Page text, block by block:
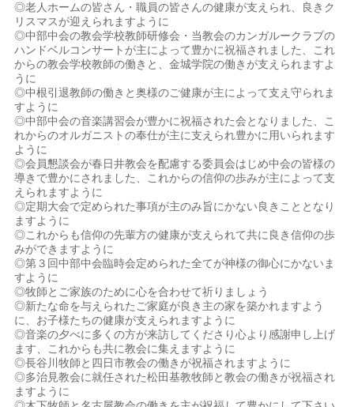
◎老人ホームの皆さん・職員の皆さんの健康が支えられ、良きク
リスマスが迎えられますように
◎中部中会の教会学校教師研修会・当教会のカンガルークラブの
ハンドベルコンサートが主によって豊かに祝福されました、これ
からの教会学校教師の働きと、金城学院の働きが支えられますよ
うに
◎中根引退教師の働きと奥様のご健康が主によって支え守られま
すように
◎中部中会の音楽講習会が豊かに祝福された会となりました、こ
れからのオルガニストの奉仕が主に支えられ豊かに用いられます
ように
◎会員懇談会が春日井教会を配慮する委員会はじめ中会の皆様の
導きで豊かにされました、これからの信仰の歩みが主によって支
えられますように
◎定期大会で定められた事項が主のみ旨にかない良きこととなり
ますように
◎これからも信仰の先輩方の健康が支えられて共に良き信仰の歩
みができますように
◎第３回中部中会臨時会定められた全てが神様の御心にかないま
すように
◎牧師とご家族のために心を合わせて祈りましょう
◎新たな命を与えられたご家庭が良き主の家を築かれますよう
に、お子様たちの健康が支えられますように
◎音楽の夕べに多くの方が来訪してくださり心より感謝申し上げ
ます、これからも共に教会に集えますように
◎長谷川牧師と四日市教会の働きが祝福されますように
◎多治見教会に就任された松田基教牧師と教会の働きが祝福され
ますように